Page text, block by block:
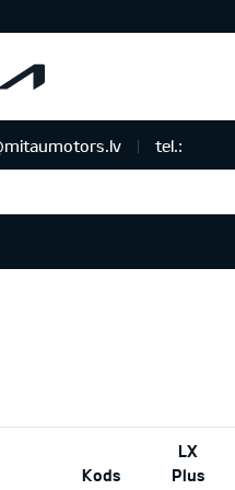
tel.:
Kods
LX
Plus